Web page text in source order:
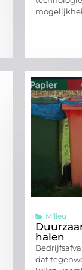
Milieu
halen
dat